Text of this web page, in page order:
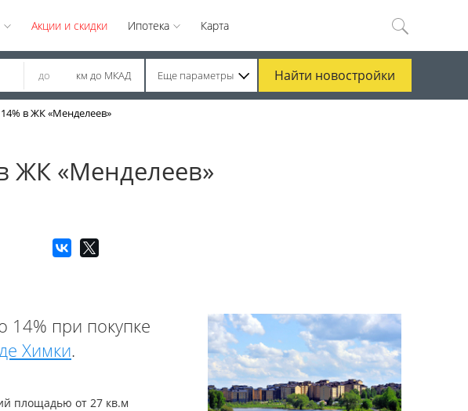
Акции и скидки Ипотека Карта
км до МКАД Еще параметры Найти новостройки
в ЖК «Менделеев»
ЖК «Менделеев»
14% при покупке
Химки.
площадью от 27 кв.м